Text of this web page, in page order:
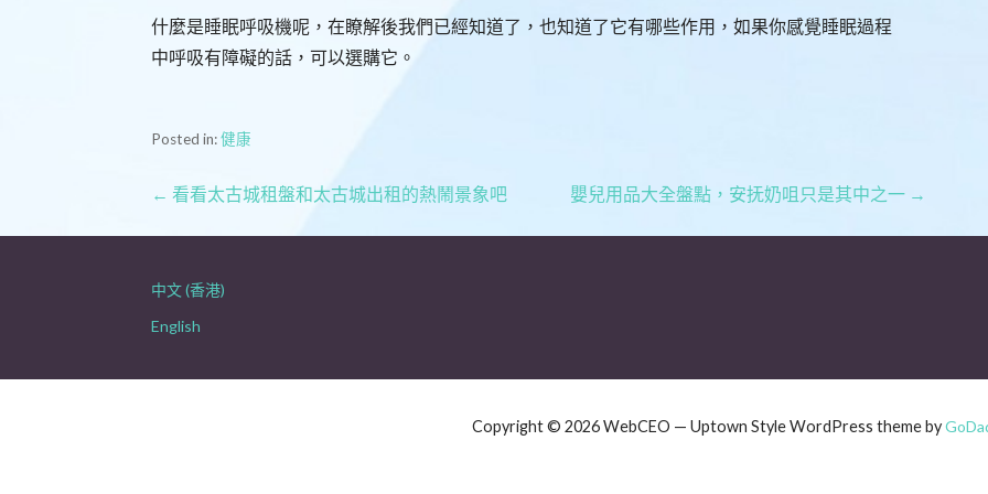
什麼是睡眠呼吸機呢，在瞭解後我們已經知道了，也知道了它有哪些作用，如果你感覺睡眠過程
中呼吸有障礙的話，可以選購它。
Posted in:健康
文
章
導
覽
← 看看太古城租盤和太古城出租的熱鬧景象吧 嬰兒用品大全盤點，安抚奶咀只是其中之一 →
中文 (香港)
English
Copyright © 2026 WebCEO — Uptown Style WordPress theme by